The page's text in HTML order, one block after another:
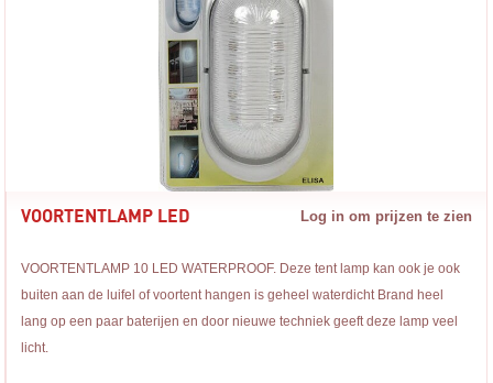
VOORTENTLAMP LED Log in om prijzen te zien
VOORTENTLAMP 10 LED WATERPROOF. Deze tent lamp kan ook je ook
buiten aan de luifel of voortent hangen is geheel waterdicht Brand heel
lang op een paar baterijen en door nieuwe techniek geeft deze lamp veel
licht.